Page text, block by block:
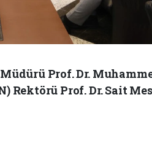
Prof. Dr.
Rektörü Prof. Dr. Sait